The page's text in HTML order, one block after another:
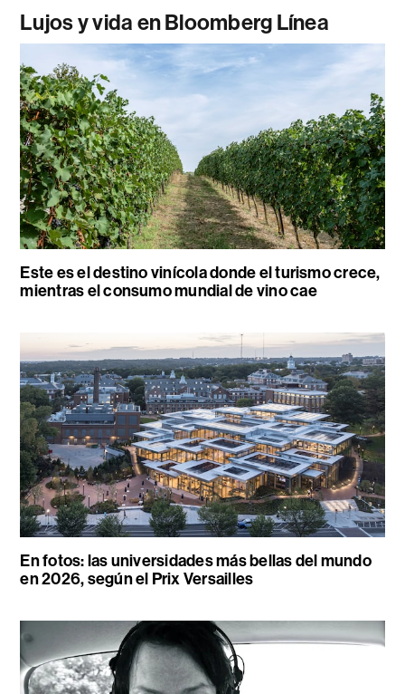
Lujos y vida en Bloomberg Línea
Este es el destino vinícola donde el turismo crece,
mientras el consumo mundial de vino cae
En fotos: las universidades más bellas del mundo
en 2026, según el Prix Versailles